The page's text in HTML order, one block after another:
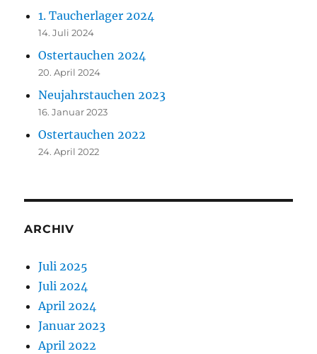
1. Taucherlager 2024
14. Juli 2024
Ostertauchen 2024
20. April 2024
Neujahrstauchen 2023
16. Januar 2023
Ostertauchen 2022
24. April 2022
ARCHIV
Juli 2025
Juli 2024
April 2024
Januar 2023
April 2022